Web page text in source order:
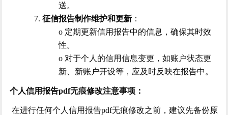
送。
7.征信报告制作维护和更新 ：
o 定期更新信用报告中的信息，确保其时效
性。
o 对于个人的信用信息变更，如账户状态更
新、新账户开设等，应及时反映在报告中。
个人信用报告pdf无痕修改注意事项：
在进行任何个人信用报告pdf无痕修改之前，建议先备份原